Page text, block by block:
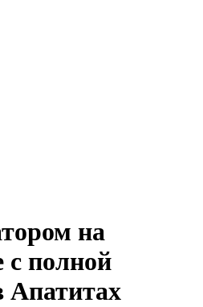
на
с полной
Апатитах